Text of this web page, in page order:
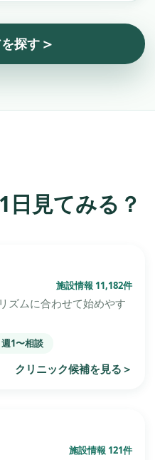
探す＞
日見てみる？
施設情報 11,182件
ズムに合わせて始めやす
週1〜相談
クリニック候補を見る ＞
施設情報 121件